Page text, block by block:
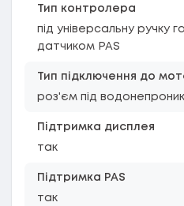
Тип контролера
під універсальну ручку
датчиком PAS
Тип підключення до
роз'єм під
Підтримка дисплея
так
Підтримка PAS
так